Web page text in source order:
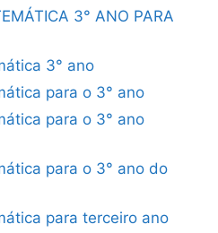
3° ANO PARA
3° ano
para o 3° ano
para o 3° ano
para o 3° ano do
para terceiro ano